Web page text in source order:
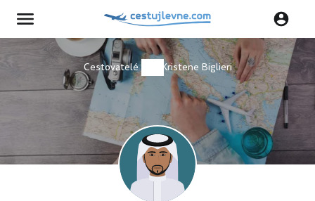
Cestovatelé Kristene Biglieri